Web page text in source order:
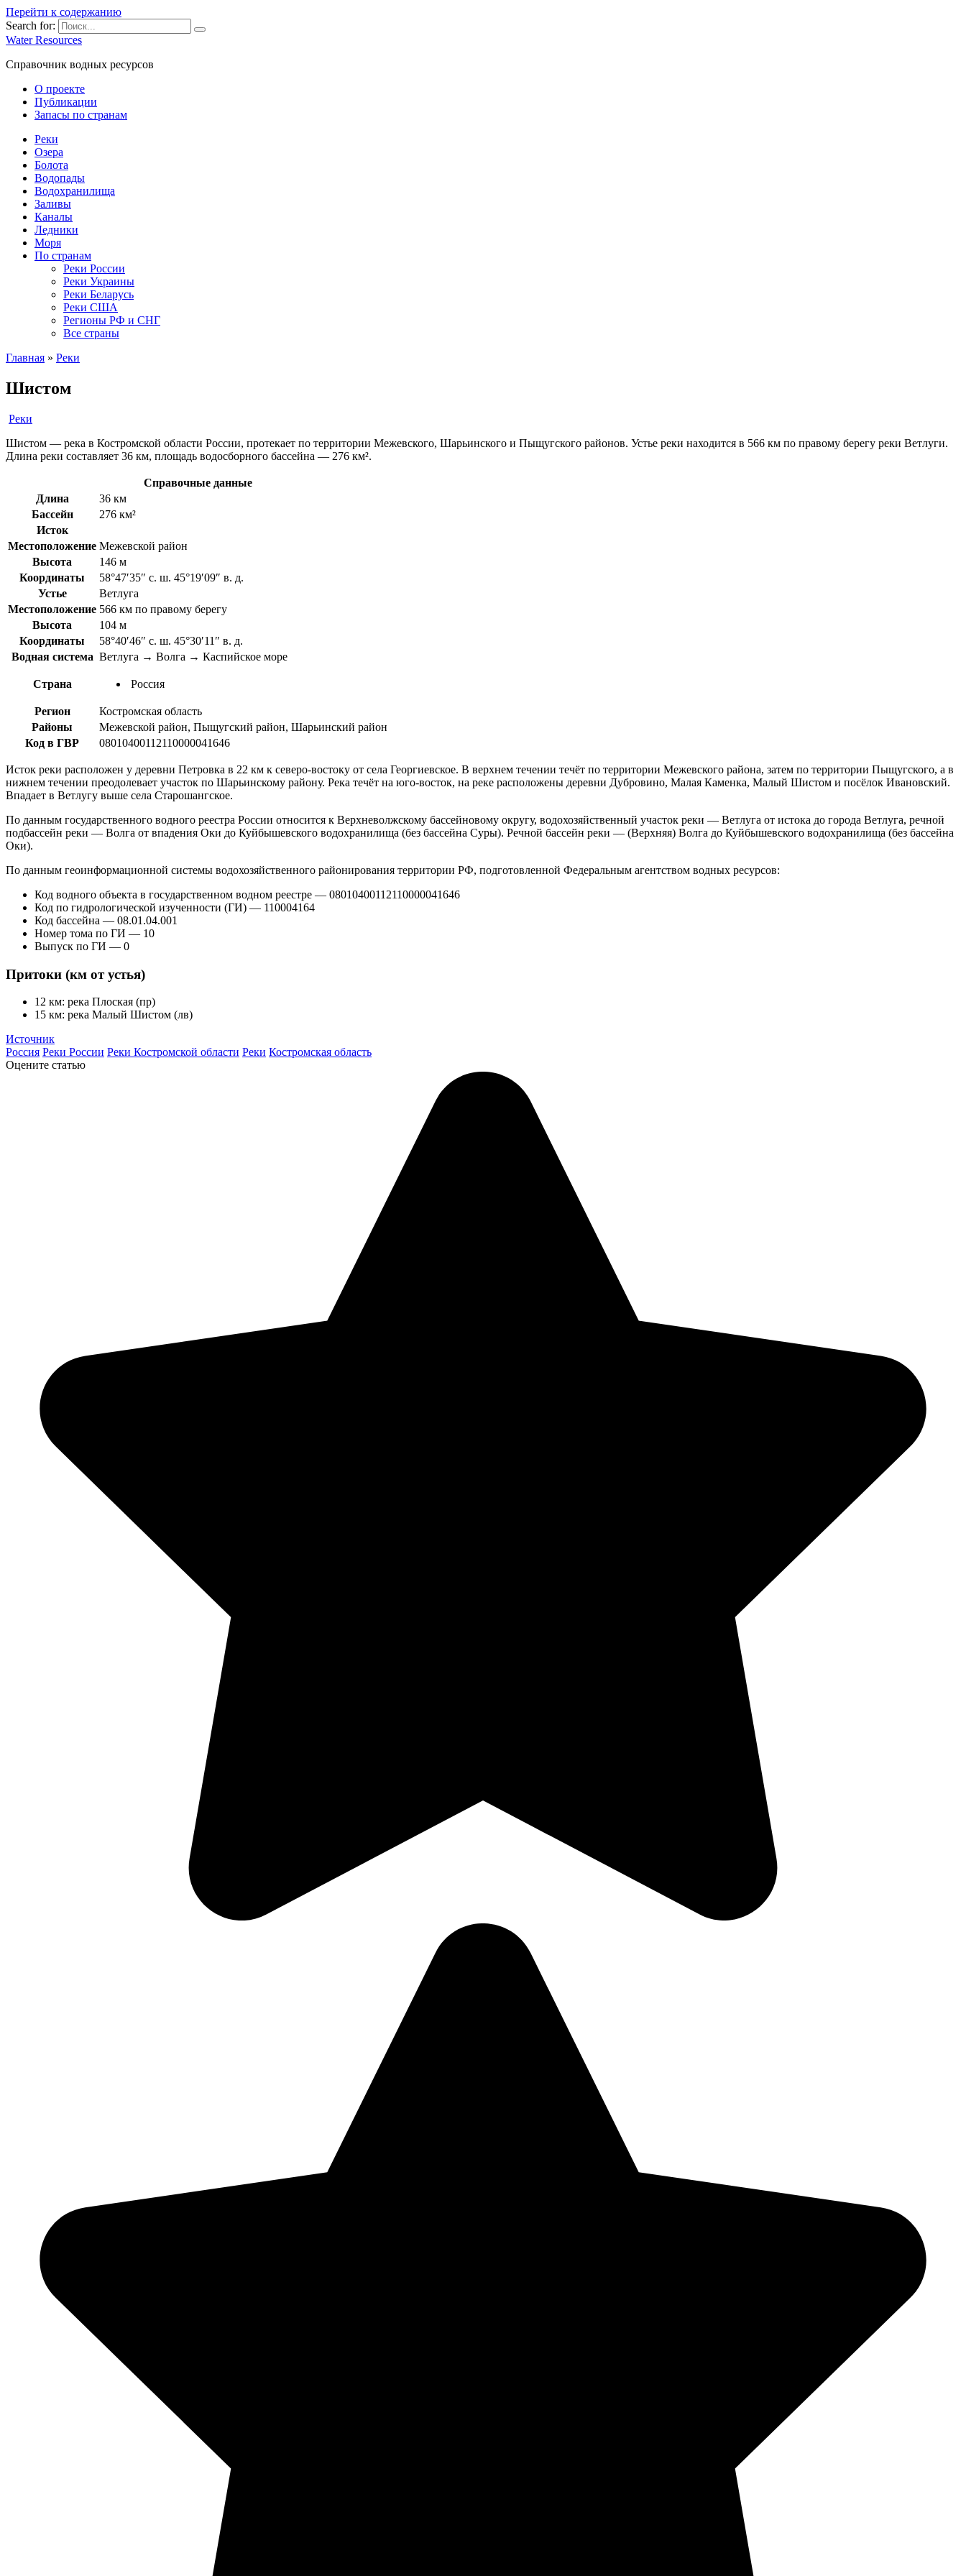
Перейти к содержанию
Search for:
Water Resources
Справочник водных ресурсов
О проекте
Публикации
Запасы по странам
Реки
Озера
Болота
Водопады
Водохранилища
Заливы
Каналы
Ледники
Моря
По странам
Реки России
Реки Украины
Реки Беларусь
Реки США
Регионы РФ и СНГ
Все страны
Главная » Реки
Шистом
Реки
Шистом — река в Костромской области России, протекает по территории Межевского, Шарьинского и Пыщугского районов. Устье реки находится в 566 км по правому берегу реки Ветлуги.
Длина реки составляет 36 км, площадь водосборного бассейна — 276 км².
Справочные данные
Длина
36 км
Бассейн
276 км²
Исток
Местоположение Межевской район
Высота
146 м
Координаты
58°47′35″ с. ш. 45°19′09″ в. д.
Устье
Ветлуга
Местоположение 566 км по правому берегу
Высота
104 м
Координаты
58°40′46″ с. ш. 45°30′11″ в. д.
Водная система Ветлуга → Волга → Каспийское море
Страна Россия
Регион
Костромская область
Районы
Межевской район, Пыщугский район, Шарьинский район
Код в ГВР
08010400112110000041646
Исток реки расположен у деревни Петровка в 22 км к северо-востоку от села Георгиевское. В верхнем течении течёт по территории Межевского района, затем по территории Пыщугского, а в
нижнем течении преодолевает участок по Шарьинскому району. Река течёт на юго-восток, на реке расположены деревни Дубровино, Малая Каменка, Малый Шистом и посёлок Ивановский.
Впадает в Ветлугу выше села Старошангское.
По данным государственного водного реестра России относится к Верхневолжскому бассейновому округу, водохозяйственный участок реки — Ветлуга от истока до города Ветлуга, речной
подбассейн реки — Волга от впадения Оки до Куйбышевского водохранилища (без бассейна Суры). Речной бассейн реки — (Верхняя) Волга до Куйбышевского водохранилища (без бассейна
Оки).
По данным геоинформационной системы водохозяйственного районирования территории РФ, подготовленной Федеральным агентством водных ресурсов:
Код водного объекта в государственном водном реестре — 08010400112110000041646
Код по гидрологической изученности (ГИ) — 110004164
Код бассейна — 08.01.04.001
Номер тома по ГИ — 10
Выпуск по ГИ — 0
Притоки (км от устья)
12 км: река Плоская (пр)
15 км: река Малый Шистом (лв)
Источник
Россия Реки России Реки Костромской области Реки Костромская область
Оцените статью